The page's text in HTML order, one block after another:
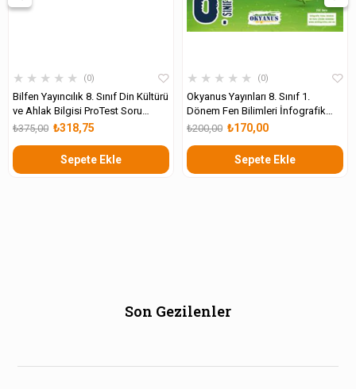
★ ★ ★ ★ ★ 0
Bilfen Yayıncılık 8. Sınıf Din Kültürü
ve Ahlak Bilgisi ProTest Soru
Bankası ₺318,75
₺375,00
Sepete Ekle
★ ★ ★ ★ ★ 0
Okyanus Yayınları 8. Sınıf 1.
Dönem Fen Bilimleri İnfografik
Destekli Update Soru Bankası
₺170,00
₺200,00
Sepete Ekle
Son Gezilenler